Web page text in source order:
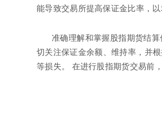
能导致交易所提高保证金比率，以
准确理解和掌握股指期货结
切关注保证金余额、维持率，并
等损失。 在进行股指期货交易前